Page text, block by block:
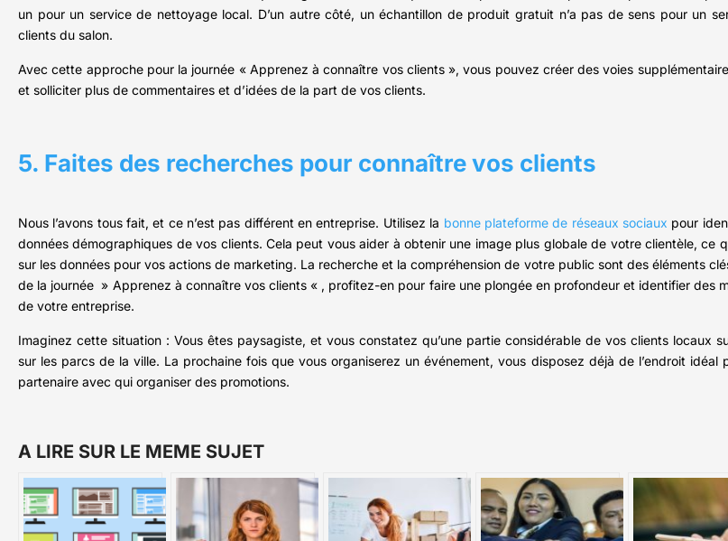
un pour un service de nettoyage local. D’un autre côté, un échantillon de produit gratuit n’a pas de sens pour un
clients du salon.
Avec cette approche pour la journée « Apprenez à connaître vos clients », vous pouvez créer des voies
et solliciter plus de commentaires et d’idées de la part de vos clients.
5. Faites des recherches pour connaître vos clients
Nous l’avons tous fait, et ce n’est pas différent en entreprise. Utilisez la bonne plateforme de réseaux sociaux pour
données démographiques de vos clients. Cela peut vous aider à obtenir une image plus globale de votre clientèle, ce
sur les données pour vos actions de marketing. La recherche et la compréhension de votre public sont des éléments
de la journée » Apprenez à connaître vos clients « , profitez-en pour faire une plongée en profondeur et identifier des
de votre entreprise.
Imaginez cette situation : Vous êtes paysagiste, et vous constatez qu’une partie considérable de vos clients locaux
sur les parcs de la ville. La prochaine fois que vous organiserez un événement, vous disposez déjà de l’endroit
partenaire avec qui organiser des promotions.
A LIRE SUR LE MEME SUJET